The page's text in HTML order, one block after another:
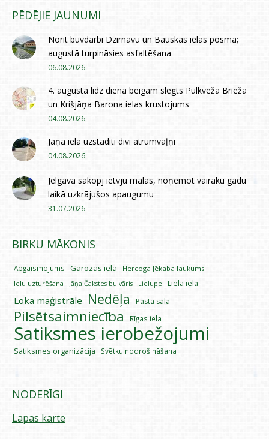
PĒDĒJIE JAUNUMI
Norit būvdarbi Dzirnavu un Bauskas ielas posmā;
augustā turpināsies asfaltēšana
06.08.2026
4. augustā līdz diena beigām slēgts Pulkveža Brieža
un Krišjāņa Barona ielas krustojums
04.08.2026
Jāņa ielā uzstādīti divi ātrumvaļņi
04.08.2026
Jelgavā sakopj ietvju malas, noņemot vairāku gadu
laikā uzkrājušos apaugumu
31.07.2026
BIRKU MĀKONIS
Apgaismojums Garozas iela
Hercoga Jēkaba laukums
Ielu uzturēšana
Jāņa Čakstes bulvāris Lielupe Lielā iela
Loka maģistrāle Nedēļa Pasta sala
Pilsētsaimniecība Rīgas iela
Satiksmes ierobežojumi
Satiksmes organizācija Svētku nodrošināšana
NODERĪGI
Lapas karte